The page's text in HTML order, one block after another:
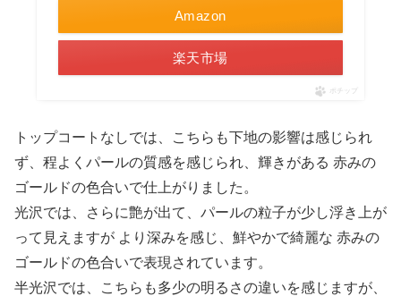
Amazon
楽天市場
ポチップ
トップコートなしでは、こちらも下地の影響は感じられ
ず、程よくパールの質感を感じられ、輝きがある 赤みの
ゴールドの色合いで仕上がりました。
光沢では、さらに艶が出て、パールの粒子が少し浮き上が
って見えますが より深みを感じ、鮮やかで綺麗な 赤みの
ゴールドの色合いで表現されています。
半光沢では、こちらも多少の明るさの違いを感じますが、